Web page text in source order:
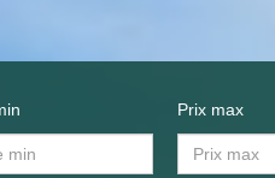
Prix max